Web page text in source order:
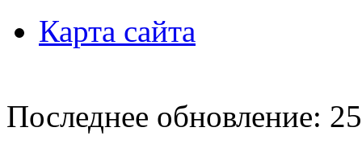
Карта сайта
Последнее обновление: